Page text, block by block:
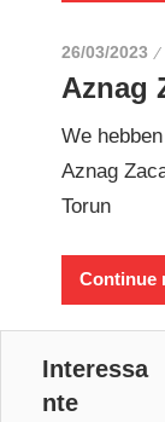
26/03/2023
Aznag
We
Aznag
Torun
Continue
Interessa
nte